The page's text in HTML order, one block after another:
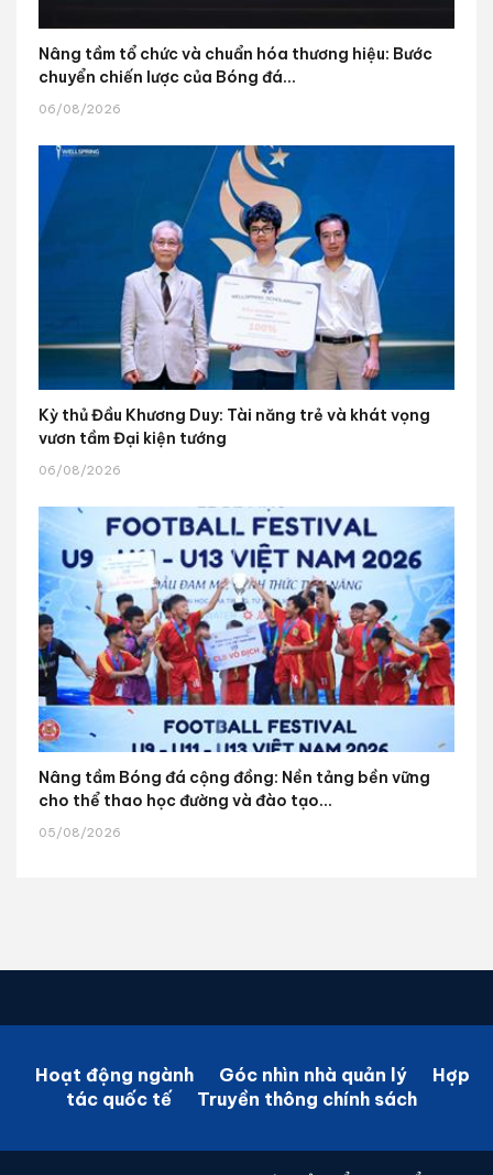
Nâng tầm tổ chức và chuẩn hóa thương hiệu: Bước
chuyển chiến lược của Bóng đá...
06/08/2026
Kỳ thủ Đầu Khương Duy: Tài năng trẻ và khát vọng
vươn tầm Đại kiện tướng
06/08/2026
Nâng tầm Bóng đá cộng đồng: Nền tảng bền vững
cho thể thao học đường và đào tạo...
05/08/2026
Hoạt động ngành Góc nhìn nhà quản lý
Hợp
tác quốc tế
Truyền thông chính sách